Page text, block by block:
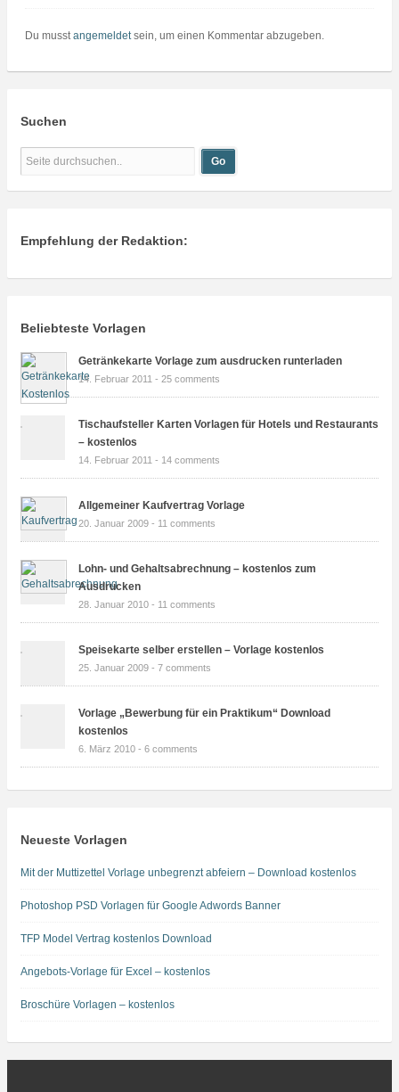
Du musstangemeldetsein, um einen Kommentar abzugeben.
Suchen
Empfehlung der Redaktion:
Beliebteste Vorlagen
Getränkekarte Vorlage zum ausdrucken runterladen
14. Februar 2011 - 25 comments
Tischaufsteller Karten Vorlagen für Hotels und Restaurants
– kostenlos
14. Februar 2011 - 14 comments
Allgemeiner Kaufvertrag Vorlage
20. Januar 2009 - 11 comments
Lohn- und Gehaltsabrechnung – kostenlos zum
Ausdrucken
28. Januar 2010 - 11 comments
Speisekarte selber erstellen – Vorlage kostenlos
25. Januar 2009 - 7 comments
Vorlage „Bewerbung für ein Praktikum“ Download
kostenlos
6. März 2010 - 6 comments
Neueste Vorlagen
Mit der Muttizettel Vorlage unbegrenzt abfeiern – Download kostenlos
Photoshop PSD Vorlagen für Google Adwords Banner
TFP Model Vertrag kostenlos Download
Angebots-Vorlage für Excel – kostenlos
Broschüre Vorlagen – kostenlos